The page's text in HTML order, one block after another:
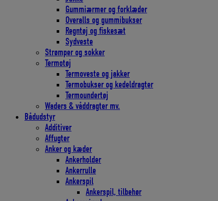
Gummiærmer og forklæder
Overalls og gummibukser
Regntøj og fiskesæt
Sydveste
Strømper og sokker
Termotøj
Termoveste og jakker
Termobukser og kedeldragter
Termoundertøj
Waders & våddragter mv.
Bådudstyr
Additiver
Affugter
Anker og kæder
Ankerholder
Ankerrulle
Ankerspil
Ankerspil, tilbehør